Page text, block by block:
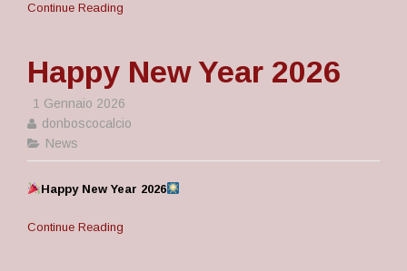
Continue Reading
Happy New Year 2026
1 Gennaio 2026
donboscocalcio
News
Happy New Year 2026
Continue Reading